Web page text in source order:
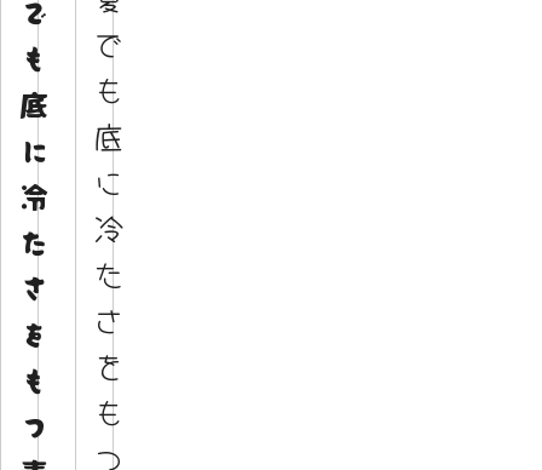
で
も
底
に
冷
た
さ
を
も
つ
で
も
底
に
冷
た
さ
を
も
つ